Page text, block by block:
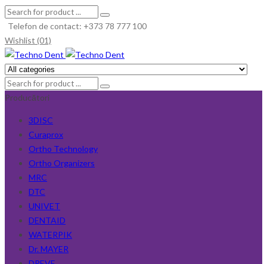
Telefon de contact: +373 78 777 100
Wishlist (01)
Producători
3DISC
Curaprox
Ortho Technology
Ortho Organizers
MRC
DTC
UNIVET
DENTAID
WATERPIK
Dr. MAYER